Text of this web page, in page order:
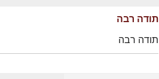
תודה רבה
תודה רבה